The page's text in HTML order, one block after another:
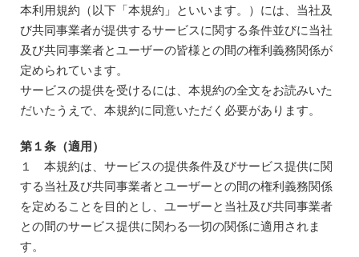
Skip
content
本利用規約（以下「本規約」といいます。）には、当社及
び共同事業者が提供するサービスに関する条件並びに当社
及び共同事業者とユーザーの皆様との間の権利義務関係が
定められています。
サービスの提供を受けるには、本規約の全文をお読みいた
だいたうえで、本規約に同意いただく必要があります。
第１条（適用）
１ 本規約は、サービスの提供条件及びサービス提供に関
する当社及び共同事業者とユーザーとの間の権利義務関係
を定めることを目的とし、ユーザーと当社及び共同事業者
との間のサービス提供に関わる一切の関係に適用されま
す。